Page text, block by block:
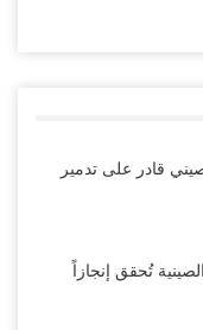
قادر على تدمير
تُحقق إنجازاً